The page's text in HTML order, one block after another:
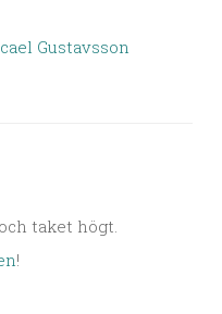
Gustavsson
taket högt.
!